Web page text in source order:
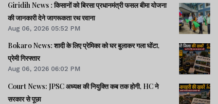
Giridih News : किसानों को बिरसा प्रधानमंत्री फसल बीमा योजना
की जानकारी देने जागरूकता रथ रवाना
Aug 06, 2026 05:52 PM
Bokaro News: शादी के लिए प्रेमिका को घर बुलाकर गला घोंटा,
प्रेमी गिरफ्तार
Aug 06, 2026 06:02 PM
Court News: JPSC अध्यक्ष की नियुक्ति कब तक होगी, HC ने
सरकार से पूछा